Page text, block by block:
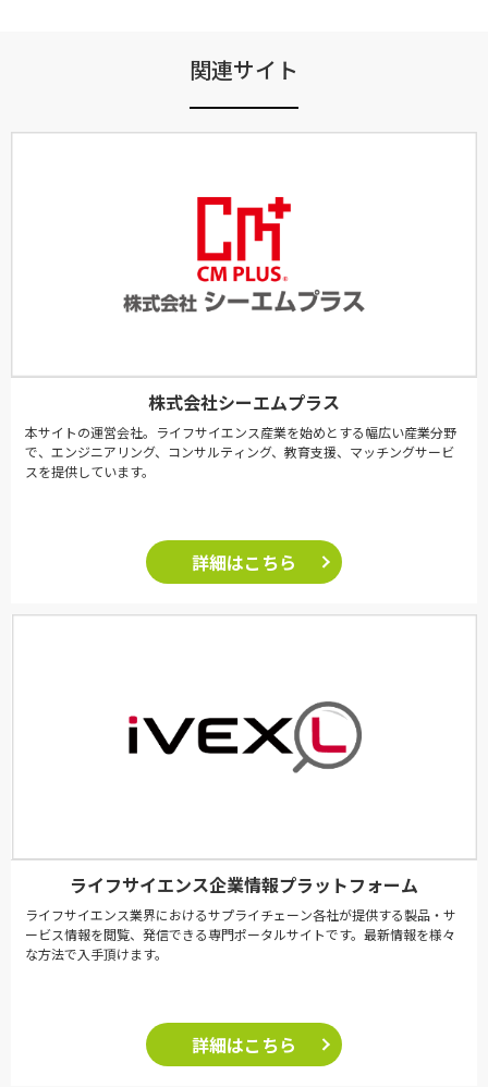
関連サイト
株式会社シーエムプラス
本サイトの運営会社。ライフサイエンス産業を始めとする幅広い産業分野
で、エンジニアリング、コンサルティング、教育支援、マッチングサービ
スを提供しています。
詳細はこちら
ライフサイエンス企業情報プラットフォーム
ライフサイエンス業界におけるサプライチェーン各社が提供する製品・サ
ービス情報を閲覧、発信できる専門ポータルサイトです。最新情報を様々
な方法で入手頂けます。
詳細はこちら